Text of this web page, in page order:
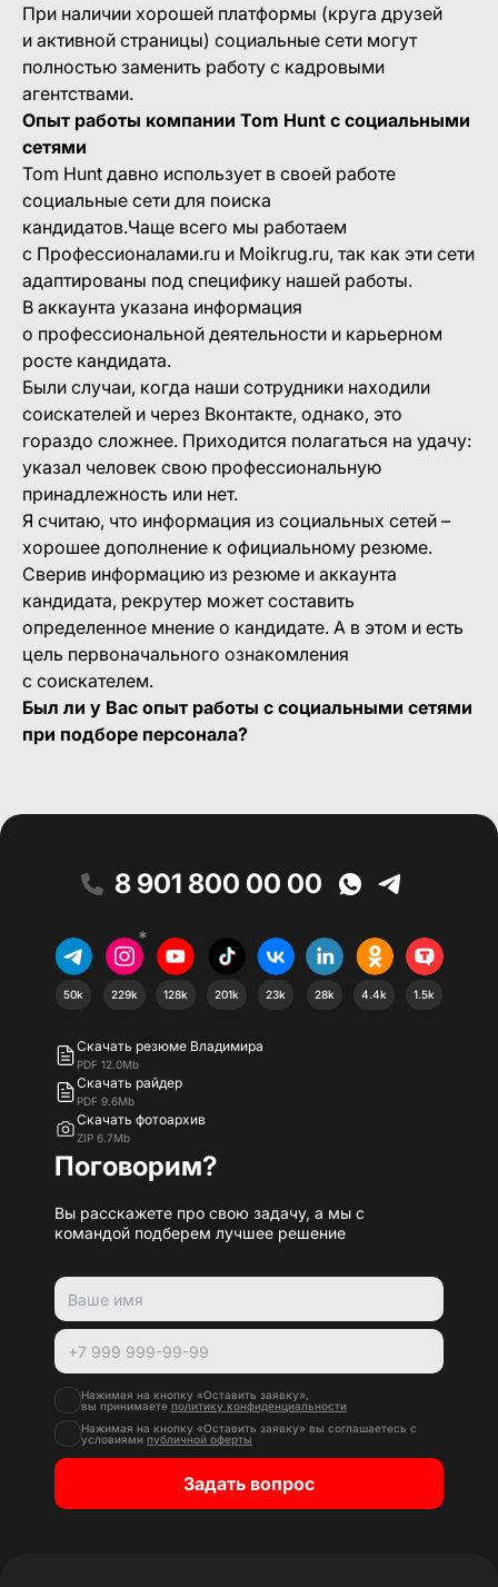
При наличии хорошей платформы (круга друзей
и активной страницы) социальные сети могут
полностью заменить работу с кадровыми
агентствами.
Опыт работы компании Tom Hunt с социальными
сетями
Tom Hunt давно использует в своей работе
социальные сети для поиска
кандидатов.Чаще всего мы работаем
с Профессионалами.ru и Moikrug.ru, так как эти сети
адаптированы под специфику нашей работы.
В аккаунта указана информация
о профессиональной деятельности и карьерном
росте кандидата.
Были случаи, когда наши сотрудники находили
соискателей и через Вконтакте, однако, это
гораздо сложнее. Приходится полагаться на удачу:
указал человек свою профессиональную
принадлежность или нет.
Я считаю, что информация из социальных сетей –
хорошее дополнение к официальному резюме.
Сверив информацию из резюме и аккаунта
кандидата, рекрутер может составить
определенное мнение о кандидате. А в этом и есть
цель первоначального ознакомления
с соискателем.
Был ли у Вас опыт работы с социальными сетями
при подборе персонала?
8 901 800 00 00
50k
*
229k 128k 201k 23k 28k 4.4k 1.5k
Скачать резюме Владимира
PDF 12.0Mb
Скачать райдер
PDF 9.6Mb
Скачать фотоархив
ZIP 6.7Mb
Поговорим?
Вы расскажете про свою задачу, а мы с
командой подберем лучшее решение
Нажимая на кнопку «Оставить заявку»,
вы принимаете политику конфиденциальности
Нажимая на кнопку «Оставить заявку» вы соглашаетесь с
условиями публичной оферты
Задать вопрос